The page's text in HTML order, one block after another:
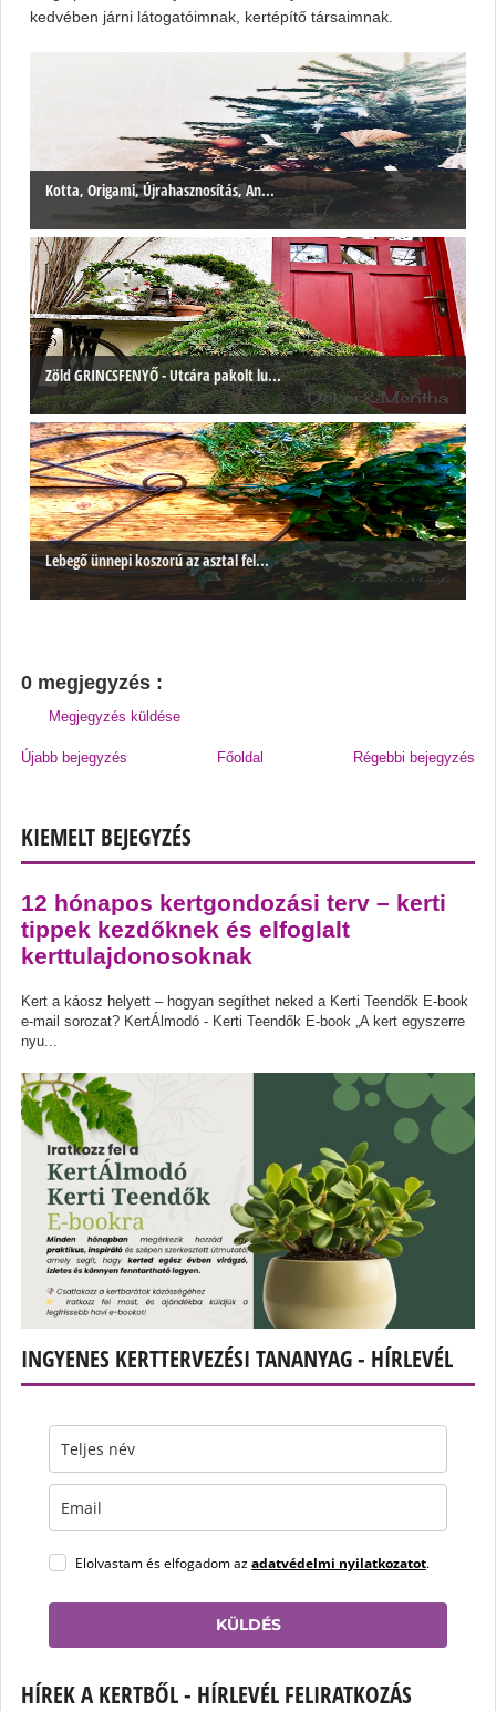
kedvében járni látogatóimnak, kertépítő társaimnak.
Kotta, Origami, Újrahasznosítás, An...
Zöld GRINCSFENYŐ - Utcára pakolt lu...
Lebegő ünnepi koszorú az asztal fel...
0 megjegyzés :
Megjegyzés küldése
Újabb bejegyzés Régebbi bejegyzés
Főoldal
KIEMELT BEJEGYZÉS
12 hónapos kertgondozási terv – kerti
tippek kezdőknek és elfoglalt
kerttulajdonosoknak
Kert a káosz helyett – hogyan segíthet neked a Kerti Teendők E-book
e-mail sorozat? KertÁlmodó - Kerti Teendők E-book „A kert egyszerre
nyu...
INGYENES KERTTERVEZÉSI TANANYAG - HÍRLEVÉL
Elolvastam és elfogadom azadatvédelmi nyilatkozatot.
KÜLDÉS
HÍREK A KERTBŐL - HÍRLEVÉL FELIRATKOZÁS